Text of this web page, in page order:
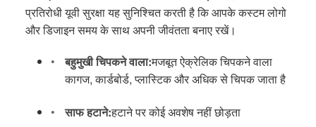
प्रतिरोधी यूवी सुरक्षा यह सुनिश्चित करती है कि आपके कस्टम लोगो
और डिजाइन समय के साथ अपनी जीवंतता बनाए रखें।
बहुमुखी चिपकने वाला:मजबूत ऐक्रेलिक चिपकने वाला
कागज, कार्डबोर्ड, प्लास्टिक और अधिक से चिपक जाता है
साफ हटाने:हटाने पर कोई अवशेष नहीं छोड़ता